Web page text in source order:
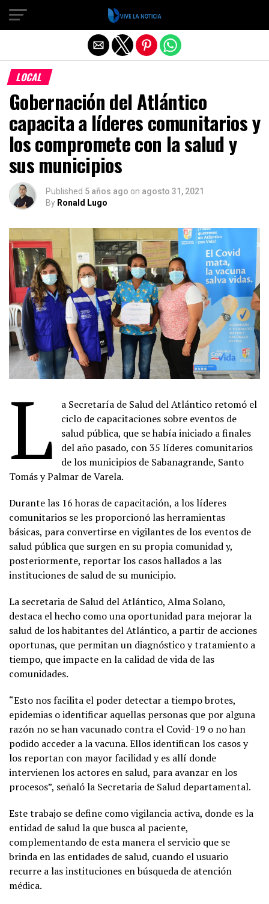
LOCAL
Gobernación del Atlántico
capacita a líderes comunitarios y
los compromete con la salud y
sus municipios
Published 5 años ago on agosto 31, 2021
By Ronald Lugo
L
a Secretaría de Salud del Atlántico retomó el
ciclo de capacitaciones sobre eventos de
salud pública, que se había iniciado a finales
del año pasado, con 35 líderes comunitarios
de los municipios de Sabanagrande, Santo
Tomás y Palmar de Varela.
Durante las 16 horas de capacitación, a los líderes
comunitarios se les proporcionó las herramientas
básicas, para convertirse en vigilantes de los eventos de
salud pública que surgen en su propia comunidad y,
posteriormente, reportar los casos hallados a las
instituciones de salud de su municipio.
La secretaria de Salud del Atlántico, Alma Solano,
destaca el hecho como una oportunidad para mejorar la
salud de los habitantes del Atlántico, a partir de acciones
oportunas, que permitan un diagnóstico y tratamiento a
tiempo, que impacte en la calidad de vida de las
comunidades.
“Esto nos facilita el poder detectar a tiempo brotes,
epidemias o identificar aquellas personas que por alguna
razón no se han vacunado contra el Covid-19 o no han
podido acceder a la vacuna. Ellos identifican los casos y
los reportan con mayor facilidad y es allí donde
intervienen los actores en salud, para avanzar en los
procesos”, señaló la Secretaria de Salud departamental.
Este trabajo se define como vigilancia activa, donde es la
entidad de salud la que busca al paciente,
complementando de esta manera el servicio que se
brinda en las entidades de salud, cuando el usuario
recurre a las instituciones en búsqueda de atención
médica.
Salir de la versión móvil